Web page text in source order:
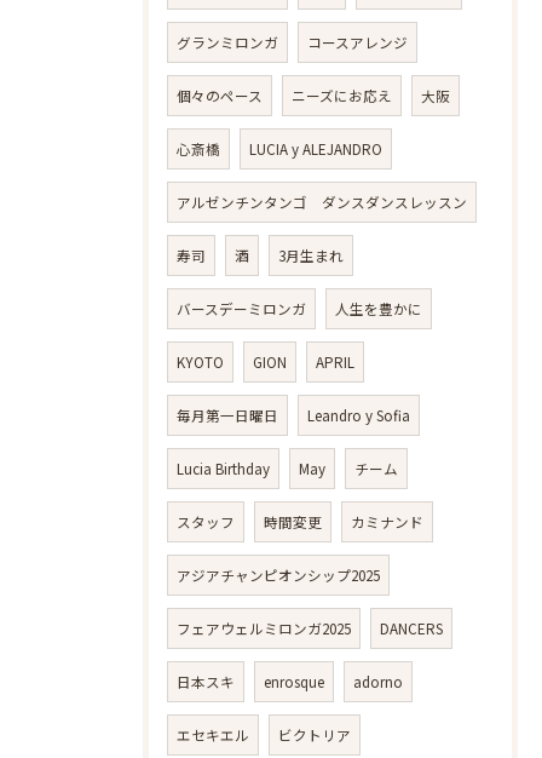
グランミロンガ コースアレンジ
個々のペース ニーズにお応え 大阪
心斎橋 LUCIA y ALEJANDRO
アルゼンチンタンゴ ダンスダンスレッスン
寿司 酒 3月生まれ
バースデーミロンガ 人生を豊かに
KYOTO GION APRIL
毎月第一日曜日 Leandro y Sofia
Lucia Birthday May チーム
スタッフ 時間変更 カミナンド
アジアチャンピオンシップ2025
フェアウェルミロンガ2025 DANCERS
日本スキ enrosque adorno
エセキエル ビクトリア